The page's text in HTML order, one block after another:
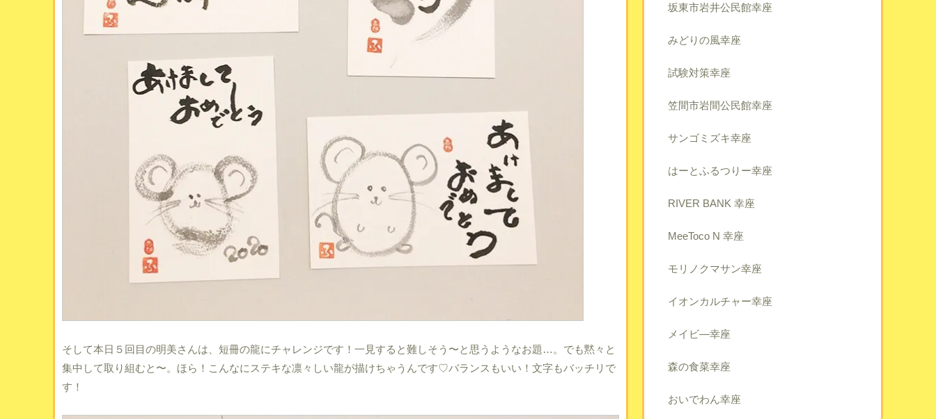
そして本日５回目の明美さんは、短冊の龍にチャレンジです！一見すると難しそう〜と思うようなお題…。でも黙々と
集中して取り組むと〜。ほら！こんなにステキな凛々しい龍が描けちゃうんです♡バランスもいい！文字もバッチリで
す！
坂東市岩井公民館幸座
みどりの風幸座
試験対策幸座
笠間市岩間公民館幸座
サンゴミズキ幸座
はーとふるつりー幸座
RIVER BANK 幸座
MeeToco N 幸座
モリノクマサン幸座
イオンカルチャー幸座
メイビ―幸座
森の食菜幸座
おいでわん幸座